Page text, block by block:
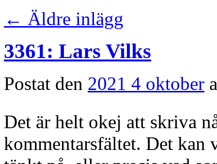
← Äldre inlägg
3361: Lars Vilks
Postat den 2021 4 oktober
Det är helt okej att skriva
kommentarsfältet. Det kan